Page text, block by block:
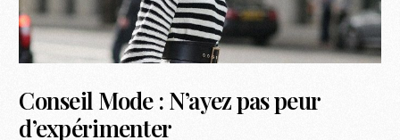
Conseil Mode : N’ayez pas peur
d’expérimenter